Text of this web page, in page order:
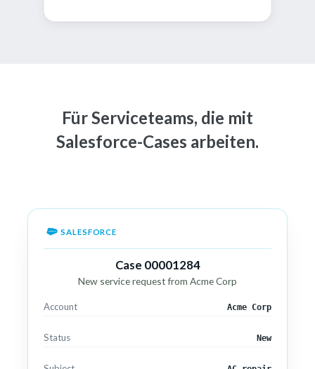
Für Serviceteams, die mit
Salesforce-Cases arbeiten.
SALESFORCE
Case 00001284
New service request from Acme Corp
Account Acme Corp
Status New